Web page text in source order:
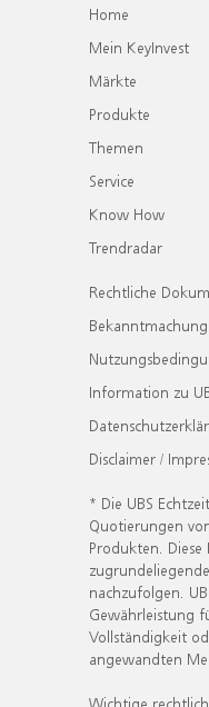
Home
Mein KeyInvest
Märkte
Produkte
Themen
Service
Know How
Trendradar
Rechtliche
Information zu
Disclaimer /
* Die UBS
Quotierungen
Produkten.
nachzufolgen.
Gewährleistung
Vollständigkeit
angewandten